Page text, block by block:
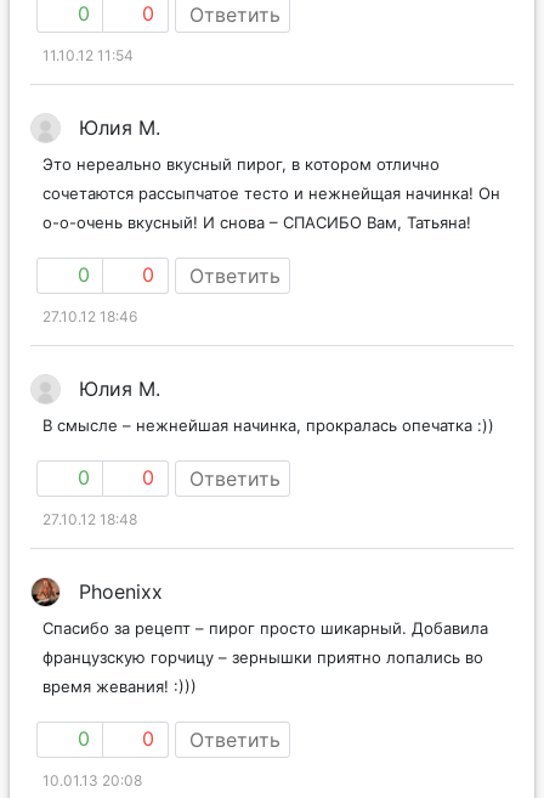
0 0 Ответить
11.10.12 11:54
Юлия М.
Это нереально вкусный пирог, в котором отлично
сочетаются рассыпчатое тесто и нежнейщая начинка! Он
о-о-очень вкусный! И снова – СПАСИБО Вам, Татьяна!
0 0 Ответить
27.10.12 18:46
Юлия М.
В смысле – нежнейшая начинка, прокралась опечатка :))
0 0 Ответить
27.10.12 18:48
Phoenixx
Спасибо за рецепт – пирог просто шикарный. Добавила
французскую горчицу – зернышки приятно лопались во
время жевания! :)))
0 0 Ответить
10.01.13 20:08